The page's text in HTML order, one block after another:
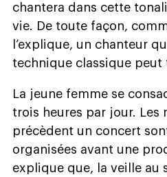
chantera dans cette
vie. De toute façon,
l’explique, un chanteur
technique classique peut
La jeune femme se
trois heures par jour. Les
précèdent un concert
organisées avant une
explique que, la veille au